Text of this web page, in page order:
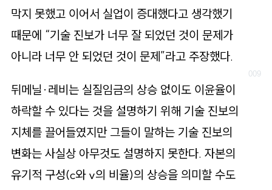
막지 못했고 이어서 실업이 증대했다고 생각했기
때문에 “기술 진보가 너무 잘 되었던 것이 문제가
아니라 너무 안 되었던 것이 문제”라고 주장했다.
뒤메닐·레비는 실질임금의 상승 없이도 이윤율이
하락할 수 있다는 것을 설명하기 위해 기술 진보의
지체를 끌어들였지만 그들이 말하는 기술 진보의
변화는 사실상 아무것도 설명하지 못한다. 자본의
유기적 구성(c와 v의 비율)의 상승을 의미할 수도